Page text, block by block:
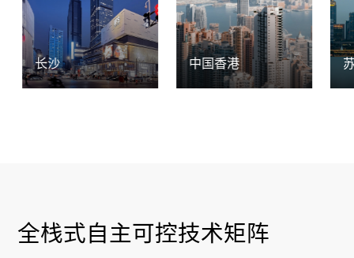
长沙 中国香港
全栈式自主可控技术矩阵